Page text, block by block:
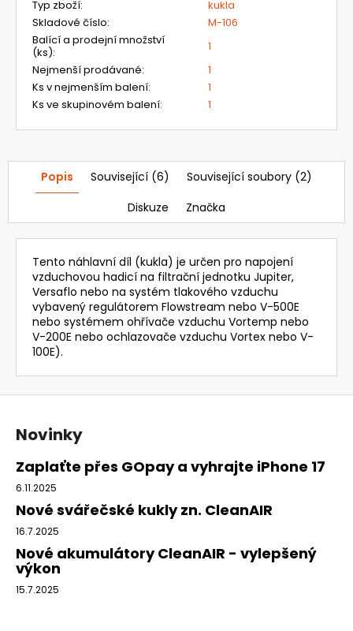
Typ zboží:
kukla
Skladové číslo:
M-106
Balící a prodejní množství
(ks):
1
Nejmenší prodávané:
1
Ks v nejmenším balení:
1
Ks ve skupinovém balení: 1
Popis Související (6)
Související soubory (2)
Diskuze
Značka
Tento náhlavní díl (kukla) je určen pro napojení
vzduchovou hadicí na filtrační jednotku Jupiter,
Versaflo nebo na systém tlakového vzduchu
vybavený regulátorem Flowstream nebo V-500E
nebo systémem ohřívače vzduchu Vortemp nebo
V-200E nebo ochlazovače vzduchu Vortex nebo V-
100E).
HLAVY
PRO
ŠTÍT
OMNIRA
386,40
Kč
Původně:
460
Kč
Z
Novinky
Zaplaťte přes GOpay a vyhrajte iPhone 17
6.11.2025
Nové svářečské kukly zn. CleanAIR
16.7.2025
Nové akumulátory CleanAIR - vylepšený
výkon
15.7.2025